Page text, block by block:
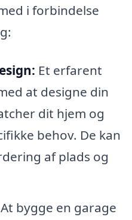
i forbindelse
Et erfarent
at designe din
dit hjem og
behov. De kan
af plads og
At bygge en garage